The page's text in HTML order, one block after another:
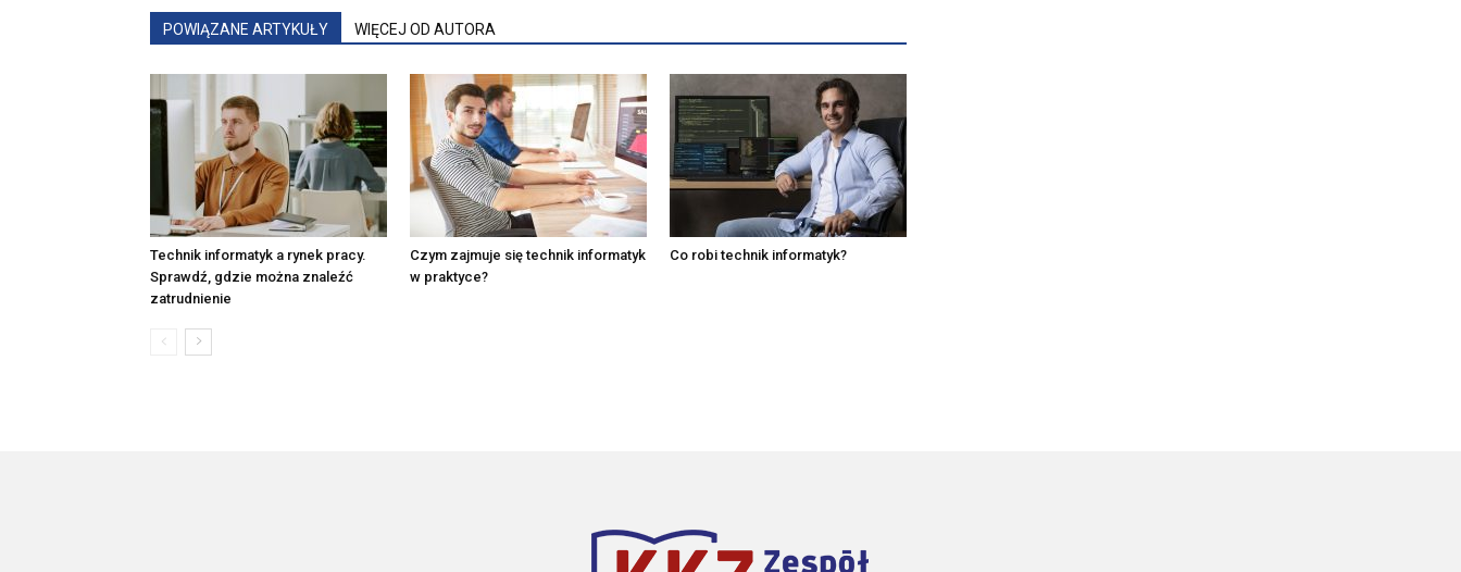
POWIĄZANE ARTYKUŁY WIĘCEJ OD AUTORA
Technik informatyk a rynek pracy.
Sprawdź, gdzie można znaleźć
zatrudnienie
Czym zajmuje się technik informatyk
w praktyce?
Co robi technik informatyk?